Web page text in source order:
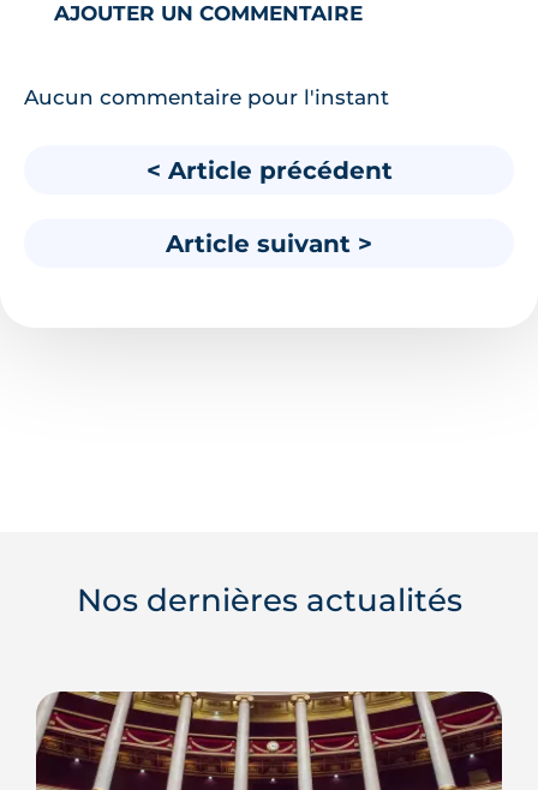
AJOUTER UN COMMENTAIRE
Aucun commentaire pour l'instant
< Article précédent
Article suivant >
Nos dernières actualités